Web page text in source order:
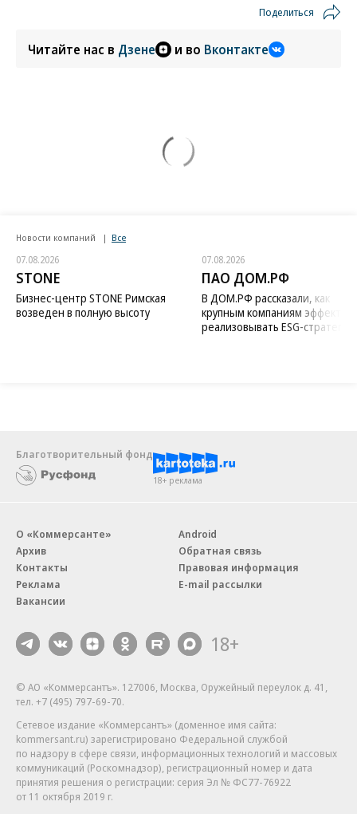
Поделиться
Читайте нас в Дзене и во Вконтакте
Новости компаний Все
07.08.2026
STONE
Бизнес-центр STONE Римская
возведен в полную высоту
07.08.2026
ПАО ДОМ.РФ
В ДОМ.РФ рассказали, как
крупным компаниям
реализовывать ESG-стратегию
Благотворительный фонд
18+ реклама
О «Коммерсанте»
Архив
Контакты
Реклама
Вакансии
Android
Обратная связь
Правовая информация
E-mail рассылки
18+
© АО «Коммерсантъ». 127006, Москва, Оружейный переулок д. 41,
тел. +7 (495) 797-69-70.
Сетевое издание «Коммерсантъ» (доменное имя сайта:
kommersant.ru) зарегистрировано Федеральной службой
по надзору в сфере связи, информационных технологий и массовых
коммуникаций (Роскомнадзор), регистрационный номер и дата
принятия решения о регистрации: серия Эл № ФС77-76922
от 11 октября 2019 г.